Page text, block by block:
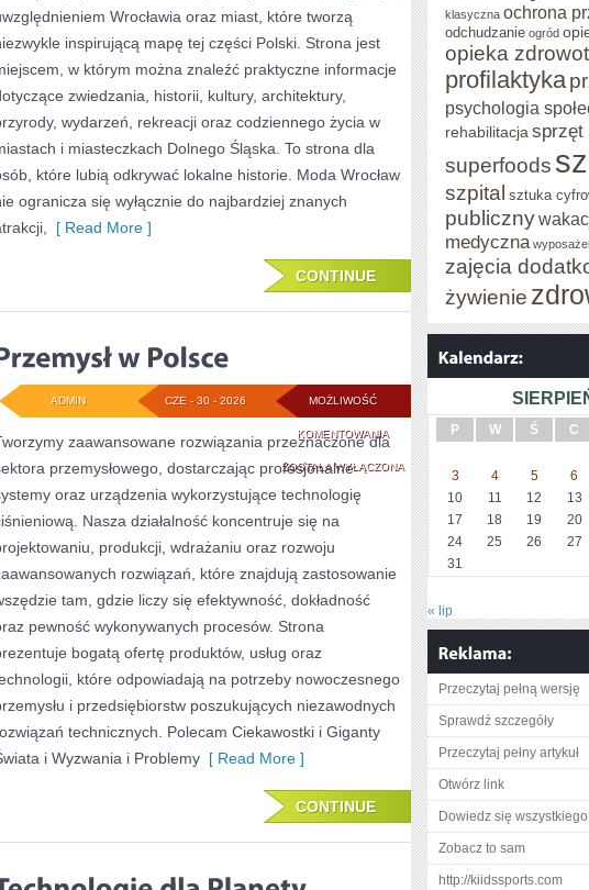
Wrocławia oraz miast, które tworzą
inspirującą mapę tej części Polski. Strona jest
w którym można znaleźć praktyczne informacje
zwiedzania, historii, kultury, architektury,
wydarzeń, rekreacji oraz codziennego życia w
i miasteczkach Dolnego Śląska. To strona dla
które lubią odkrywać lokalne historie. Moda Wrocław
ogranicza się wyłącznie do najbardziej znanych
[ Read More ]
CONTINUE
MOŻLIWOŚĆ
KOMENTOWANIAPRZEMYSŁ
W
POLSCE
ZOSTAŁA WYŁĄCZONA
CZE - 30 - 2026
ADMIN
zaawansowane rozwiązania przeznaczone dla
przemysłowego, dostarczając profesjonalne
oraz urządzenia wykorzystujące technologię
Nasza działalność koncentruje się na
produkcji, wdrażaniu oraz rozwoju
rozwiązań, które znajdują zastosowanie
tam, gdzie liczy się efektywność, dokładność
pewność wykonywanych procesów. Strona
bogatą ofertę produktów, usług oraz
które odpowiadają na potrzeby nowoczesnego
i przedsiębiorstw poszukujących niezawodnych
technicznych. Polecam Ciekawostki i Giganty
i Wyzwania i Problemy [ Read More ]
CONTINUE
klasyczna ochrona
odchudzanie ogród
opieka
profilaktyka
psychologia
rehabilitacja sprzęt
superfoods
szpital sztuka
publiczny
medyczna
zajęcia
żywienie
P W Ś C
3
4 5 6
10
11 12 13
17
18 19 20
24
25 26 27
31
« lip
Przeczytaj pełną wersję
Sprawdź szczegóły
Przeczytaj pełny artykuł
Otwórz link
Dowiedz się wszystkiego
Zobacz to sam
http://kiidssports.com